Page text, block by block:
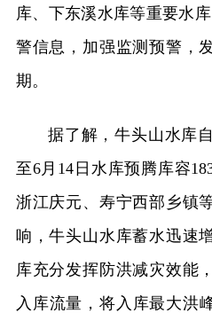
库、下东溪水库等重要水
警信息，加强监测预警，
期。
据了解，牛头山水库
至6月14日水库预腾库容
浙江庆元、寿宁西部乡镇
响，牛头山水库蓄水迅速
库充分发挥防洪减灾效能
入库流量，将入库最大洪